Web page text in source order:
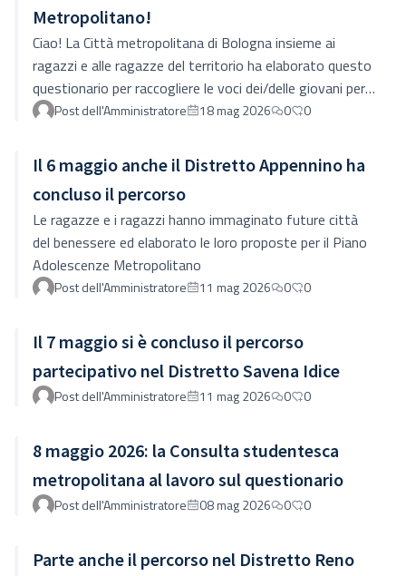
Metropolitano!
Ciao! La Città metropolitana di Bologna insieme ai
ragazzi e alle ragazze del territorio ha elaborato questo
questionario per raccogliere le voci dei/delle giovani per
costruire il nuovo Piano Adolescenze Metropolitano.Le
benessere di tutti/e i/le giovani che vivono nel nostro
territorio.Lo trovi qui:
https://forms.gle/KgTv1qxhNfacFRhf6Grazie per il tuo
contributo!
Post dell'Amministratore 18 mag 2026 0 0
Il 6 maggio anche il Distretto Appennino ha
concluso il percorso
Le ragazze e i ragazzi hanno immaginato future città
del benessere ed elaborato le loro proposte per il Piano
Adolescenze Metropolitano
Post dell'Amministratore 11 mag 2026 0 0
Il 7 maggio si è concluso il percorso
partecipativo nel Distretto Savena Idice
Post dell'Amministratore 11 mag 2026 0 0
8 maggio 2026: la Consulta studentesca
metropolitana al lavoro sul questionario
Post dell'Amministratore 08 mag 2026 0 0
Parte anche il percorso nel Distretto Reno